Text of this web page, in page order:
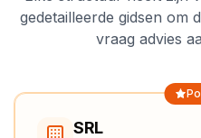
gedetailleerde gidsen om
vraag advies
SRL